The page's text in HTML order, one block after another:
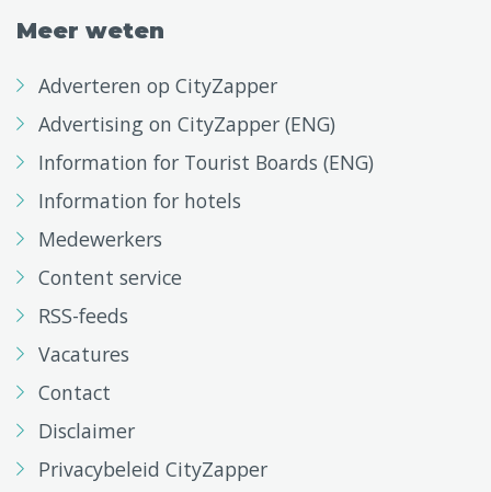
Meer weten
Adverteren op CityZapper
Advertising on CityZapper (ENG)
Information for Tourist Boards (ENG)
Information for hotels
Medewerkers
Content service
RSS-feeds
Vacatures
Contact
Disclaimer
Privacybeleid CityZapper